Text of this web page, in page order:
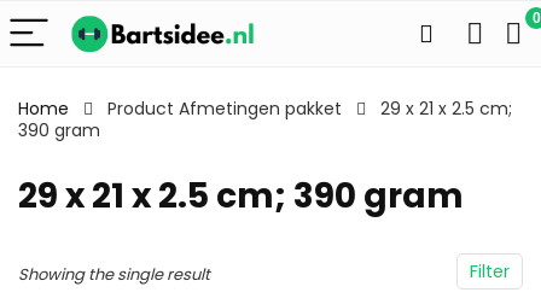
0
Home Product Afmetingen pakket
29 x 21 x 2.5 cm;
390 gram
29 x 21 x 2.5 cm; 390 gram
Filter
Showing the single result